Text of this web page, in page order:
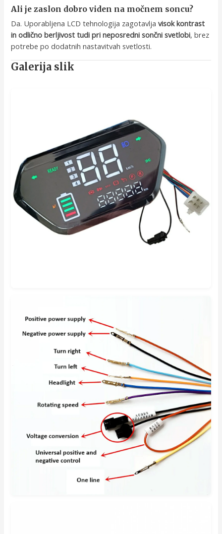
Ali je zaslon dobro viden na močnem soncu?
Da. Uporabljena LCD tehnologija zagotavljavisok kontrast
in odlično berljivost tudi pri neposredni sončni svetlobi, brez
potrebe po dodatnih nastavitvah svetlosti.
Galerija slik